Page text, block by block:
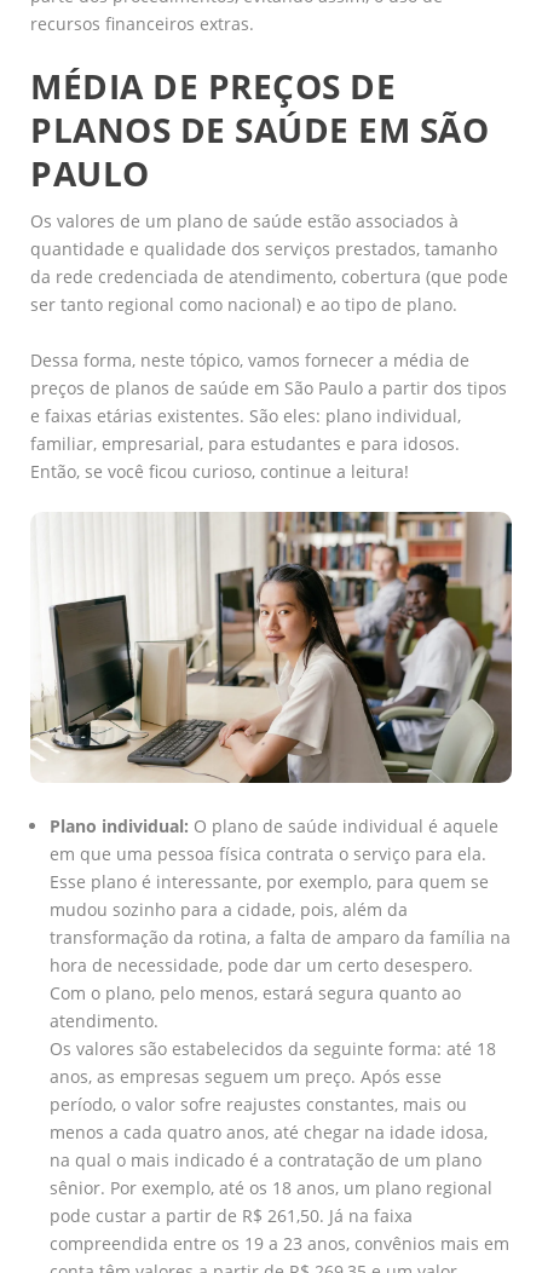
recursos financeiros extras.
MÉDIA DE PREÇOS DE
PLANOS DE SAÚDE EM SÃO
PAULO
Os valores de um plano de saúde estão associados à
quantidade e qualidade dos serviços prestados, tamanho
da rede credenciada de atendimento, cobertura (que pode
ser tanto regional como nacional) e ao tipo de plano.
Dessa forma, neste tópico, vamos fornecer a média de
preços de planos de saúde em São Paulo a partir dos tipos
e faixas etárias existentes. São eles: plano individual,
familiar, empresarial, para estudantes e para idosos.
Então, se você ficou curioso, continue a leitura!
Plano individual: O plano de saúde individual é aquele
em que uma pessoa física contrata o serviço para ela.
Esse plano é interessante, por exemplo, para quem se
mudou sozinho para a cidade, pois, além da
transformação da rotina, a falta de amparo da família na
hora de necessidade, pode dar um certo desespero.
Com o plano, pelo menos, estará segura quanto ao
atendimento.
Os valores são estabelecidos da seguinte forma: até 18
anos, as empresas seguem um preço. Após esse
período, o valor sofre reajustes constantes, mais ou
menos a cada quatro anos, até chegar na idade idosa,
na qual o mais indicado é a contratação de um plano
sênior. Por exemplo, até os 18 anos, um plano regional
pode custar a partir de R$ 261,50. Já na faixa
compreendida entre os 19 a 23 anos, convênios mais em